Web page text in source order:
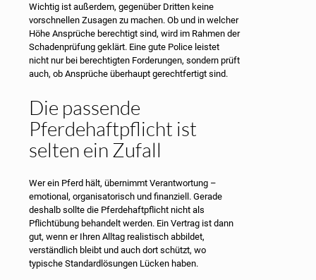
Wichtig ist außerdem, gegenüber Dritten keine
vorschnellen Zusagen zu machen. Ob und in welcher
Höhe Ansprüche berechtigt sind, wird im Rahmen der
Schadenprüfung geklärt. Eine gute Police leistet
nicht nur bei berechtigten Forderungen, sondern prüft
auch, ob Ansprüche überhaupt gerechtfertigt sind.
Die passende
Pferdehaftpflicht ist
selten ein Zufall
Wer ein Pferd hält, übernimmt Verantwortung –
emotional, organisatorisch und finanziell. Gerade
deshalb sollte die Pferdehaftpflicht nicht als
Pflichtübung behandelt werden. Ein Vertrag ist dann
gut, wenn er Ihren Alltag realistisch abbildet,
verständlich bleibt und auch dort schützt, wo
typische Standardlösungen Lücken haben.